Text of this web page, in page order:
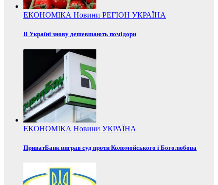
ЕКОНОМІКА Новини РЕГІОН УКРАЇНА
В Україні знову дешевшають помідори
ЕКОНОМІКА Новини УКРАЇНА
ПриватБанк виграв суд проти Коломойського і Боголюбова